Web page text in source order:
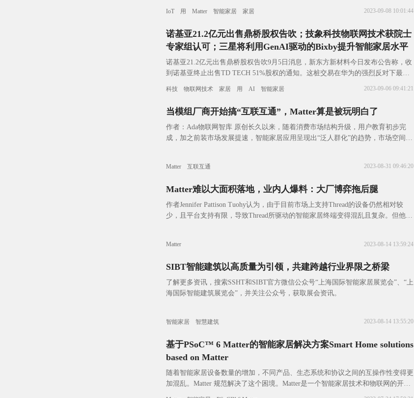
IoT 用 Matter 智能家居 家居 2023-09-08 10:01:44
诺基亚21.2亿元出售鼎桥股权告吹；技象科技物联网技术获院士
专家组认可；三星将利用GenAI驱动的Bixby提升智能家居水平
诺基亚21.2亿元出售鼎桥股权告吹9月5日消息，新东方新材料今日发布公告称，收
到诺基亚终止出售TD TECH 51%股权的通知。这桩交易在华为的强烈反对下最终
科技 物联网技术 家居 用 AI 智能家居 2023-09-06 09:41:21
当模组厂商开始搞“互联互通”，Matter算是被玩明白了
作者：Ada物联网智库 原创长久以来，随着消费市场结构升级，用户教育初步完
成，加之前装市场发展提速，智能家居应用呈现出“泛人群化”的趋势，市场空间也
Matter 互联互通 2023-08-31 09:46:20
Matter难以大面积落地，业内人爆料：大厂博弈拖后腿
作者Jennifer Pattison Tuohy认为，由于目前市场上支持Thread的设备仍然相对较
少，且平台支持有限，导致Thread所驱动的智能家居终端变得混乱且复杂。但他也
Matter 2023-08-14 13:59:24
SIBT智能建筑以高质量为引领，共建跨越行业界限之桥梁
了解更多资讯，搜索SSHT和SIBT官方微信公众号“上海国际智能家居展览会”、“上
海国际智能建筑展览会”，并关注公众号，获取展会资讯。
智能家居 智慧建筑 2023-08-14 13:55:20
基于PSoC™ 6 Matter的智能家居解决方案Smart Home solutions
based on Matter
随着智能家居设备数量的增加，不同产品、生态系统和协议之间的互操作性变得更
加混乱。Matter 规范解决了这个困境。Matter是一个智能家居技术和物联网的开放